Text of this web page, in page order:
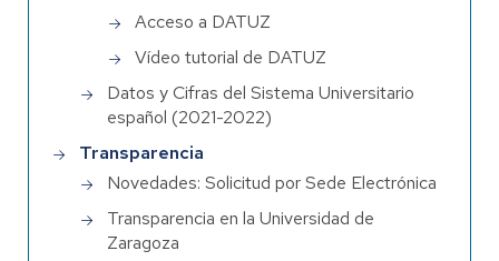
Acceso a DATUZ
Vídeo tutorial de DATUZ
Datos y Cifras del Sistema Universitario
español (2021-2022)
Transparencia
Novedades: Solicitud por Sede Electrónica
Transparencia en la Universidad de
Zaragoza